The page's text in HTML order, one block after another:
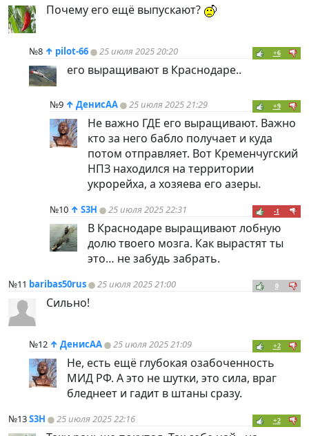
Почему его ещё выпускают?
№8 ↑ pilot-66 25 июля 2025 20:20 +6
его выращивают в Краснодаре..
№9 ↑ ДенисАА 25 июля 2025 21:29 +9
Не важно ГДЕ его выращивают. Важно
кто за него бабло получает и куда
потом отправляет. Вот Кременчугский
НПЗ находился на территории
укрорейха, а хозяева его азеры.
№10 ↑ S3H 25 июля 2025 22:31 -1
В Краснодаре выращивают лобную
долю твоего мозга. Как вырастят ты
это… не забудь забрать.
№11 baribas50rus 25 июля 2025 21:00 0
Cильно!
№12 ↑ ДенисАА 25 июля 2025 21:09 +2
Не, есть ещё глубокая озабоченность
МИД РФ. А это не шутки, это сила, враг
бледнеет и гадит в штаны сразу.
№13S3H 25 июля 2025 22:16 +2